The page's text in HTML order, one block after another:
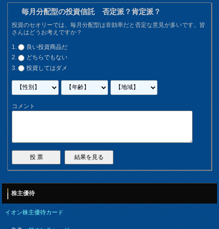
毎月分配型の投資信託 否定派？肯定派？
投資のセオリーでは、毎月分配型は非効率だと否定な意見が多いです。皆
さんはどうお考えですか？
良い投資商品だ
どちらでもない
投資してはダメ
コメント
株主優待
イオン株主優待カード